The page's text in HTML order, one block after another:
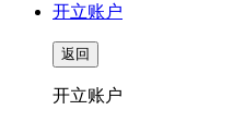
开立账户
返回
开立账户